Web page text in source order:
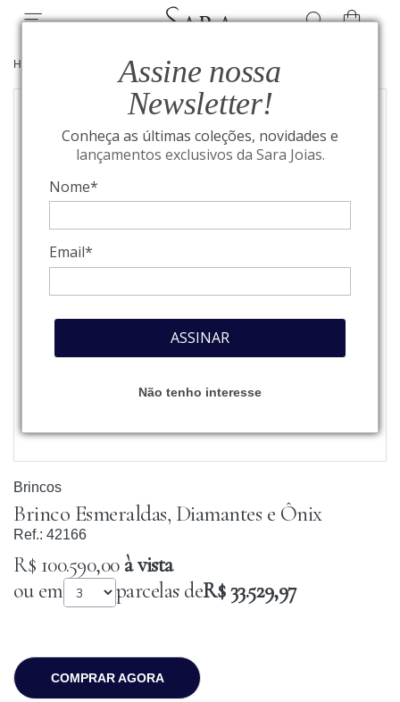
Assine nossa
Newsletter!
Conheça as últimas coleções, novidades e
lançamentos exclusivos da Sara Joias.
Nome*
Email*
ASSINAR
Não tenho interesse
HOME BRINCOS
Brincos
Brinco Esmeraldas, Diamantes e Ônix
Ref.: 42166
R$ 100.590,00à vista
ou em
parcelas deR$ 33.529,97
COMPRAR AGORA